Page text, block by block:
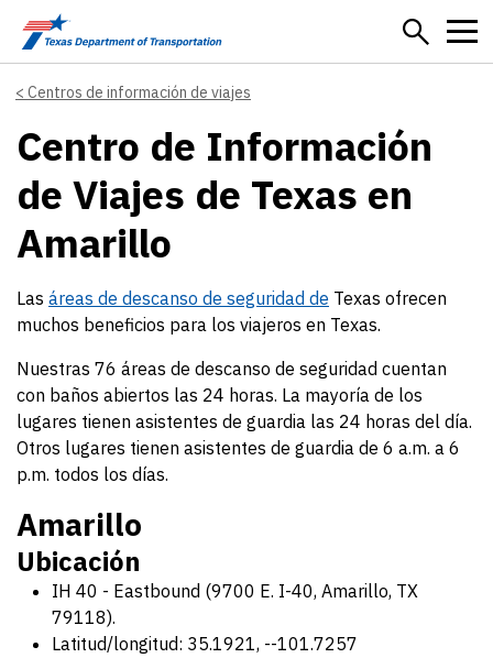
Skip to main content
Centros de información de viajes
Centro de Información
de Viajes de Texas en
Amarillo
Las áreas de descanso de seguridad de Texas ofrecen
muchos beneficios para los viajeros en Texas.
Nuestras 76 áreas de descanso de seguridad cuentan
con baños abiertos las 24 horas. La mayoría de los
lugares tienen asistentes de guardia las 24 horas del día.
Otros lugares tienen asistentes de guardia de 6 a.m. a 6
p.m. todos los días.
Amarillo
Ubicación
IH 40 - Eastbound (9700 E. I-40, Amarillo, TX
79118).
Latitud/longitud: 35.1921, --101.7257